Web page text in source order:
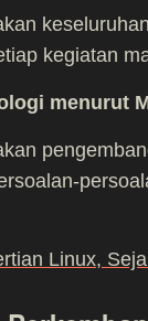
kegiatan
menurut
Linux,